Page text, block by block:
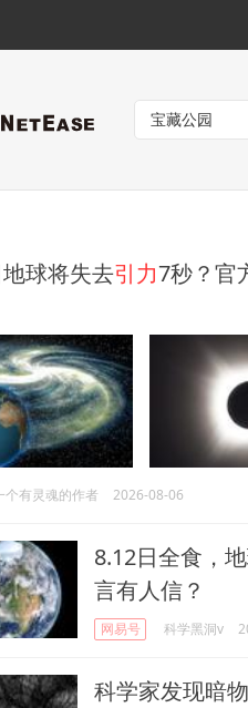
球将失去引力7秒？官
个有灵魂的作者 2026-08-06
8.12日全食，
言有人信？
网易号 科学黑洞v
科学家发现暗